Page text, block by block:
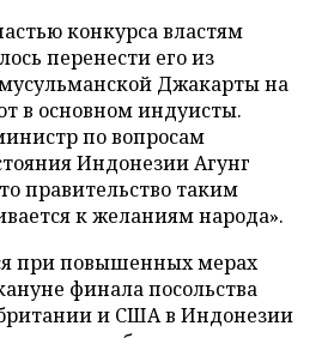
конкурса властям
перенести его из
Джакарты на
в основном индуисты.
по вопросам
Индонезии Агунг
правительство таким
к желаниям народа».
при повышенных мерах
финала посольства
и США в Индонезии